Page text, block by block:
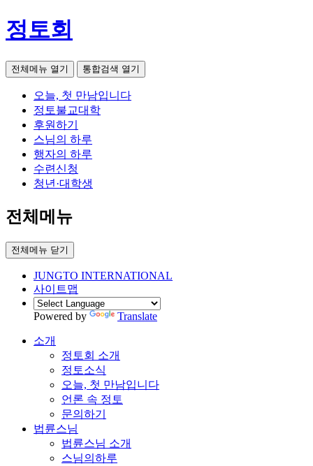
정토회
전체메뉴 열기 통합검색 열기
오늘, 첫 만남입니다
정토불교대학
후원하기
스님의 하루
행자의 하루
수련신청
청년·대학생
전체메뉴
전체메뉴 닫기
JUNGTO INTERNATIONAL
사이트맵
Powered by Translate
소개
정토회 소개
정토소식
오늘, 첫 만남입니다
언론 속 정토
문의하기
법륜스님
법륜스님 소개
스님의하루